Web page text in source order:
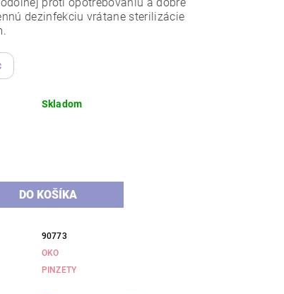
dezinfekciu vrátane sterilizácie
Skladom
90773
OKO
PINZETY